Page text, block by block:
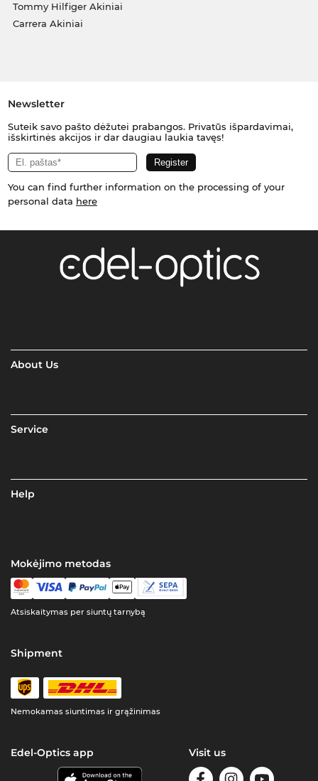
Tommy Hilfiger Akiniai
Carrera Akiniai
Newsletter
Suteik savo pašto dėžutei prabangos. Privatūs išpardavimai,
išskirtinės akcijos ir dar daugiau laukia tavęs!
You can find further information on the processing of your
personal data here
About Us
Service
Help
Mokėjimo metodas
Atsiskaitymas per siuntų tarnybą
Shipment
Nemokamas siuntimas ir grąžinimas
Edel-Optics app Visit us